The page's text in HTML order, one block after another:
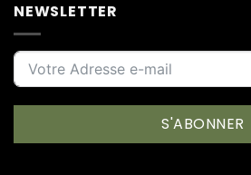
NEWSLETTER
S'ABONNER